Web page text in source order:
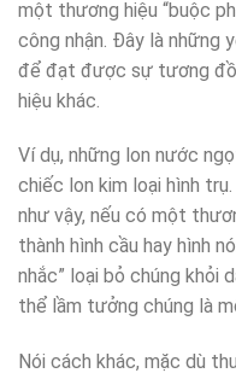
một thương hiệu “buộc
công nhận. Đây là những
để đạt được sự tương
hiệu khác.
Ví dụ, những lon nước
chiếc lon kim loại hình
như vậy, nếu có một
thành hình cầu hay hình
nhắc” loại bỏ chúng khỏi
thể lầm tưởng chúng là
Nói cách khác, mặc dù